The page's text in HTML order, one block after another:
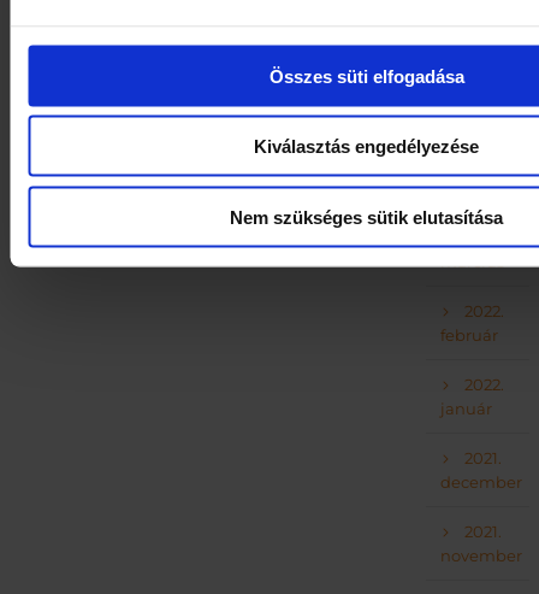
Összes süti elfogadása
Kiválasztás engedélyezése
Nem szükséges sütik elutasítása
június
május
április
2022.
február
2022.
január
2021.
december
2021.
november